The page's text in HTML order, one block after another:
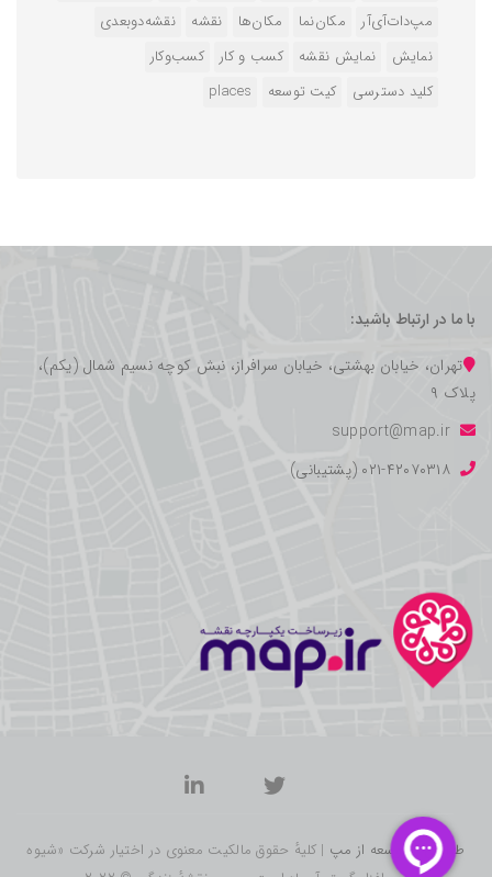
مپ‌دات‌آی‌آر
مکان‌نما مکان‌ها نقشه
نقشه‌دوبعدی
نمایش
نمایش نقشه کسب و کار
کسب‌وکار
کلید دسترسی
کیت توسعه ‌places
با ما در ارتباط باشید:
تهران، خیابان بهشتی، خیابان سرافراز، نبش کوچه نسیم شمال (یکم)،
پلاک ۹
طراحی و توسعه از مپ | کلیهٔ حقوق مالکیت معنوی در اختیار شرکت «شیوه